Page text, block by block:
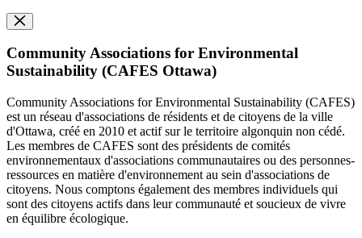
Community Associations for Environmental
Sustainability (CAFES Ottawa)
Community Associations for Environmental Sustainability (CAFES)
est un réseau d'associations de résidents et de citoyens de la ville
d'Ottawa, créé en 2010 et actif sur le territoire algonquin non cédé.
Les membres de CAFES sont des présidents de comités
environnementaux d'associations communautaires ou des personnes-
ressources en matière d'environnement au sein d'associations de
citoyens. Nous comptons également des membres individuels qui
sont des citoyens actifs dans leur communauté et soucieux de vivre
en équilibre écologique.